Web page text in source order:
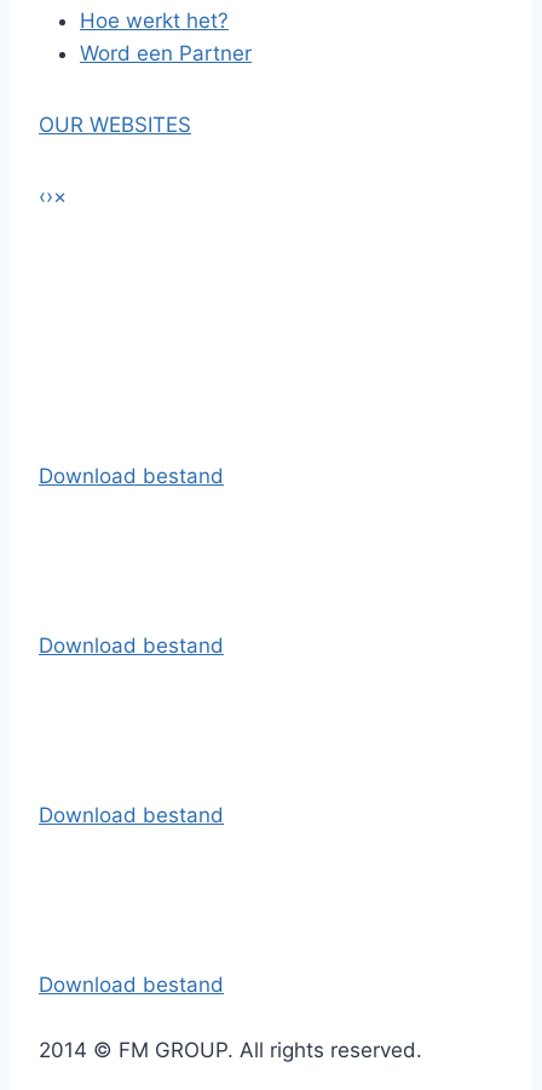
Hoe werkt het?
Word een Partner
OUR WEBSITES
‹›×
Download bestand
Download bestand
Download bestand
Download bestand
2014 © FM GROUP. All rights reserved.